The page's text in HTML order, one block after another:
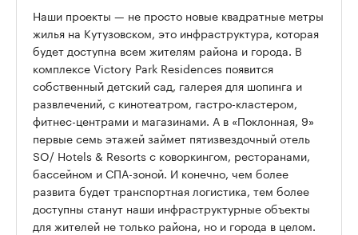
Наши проекты — не просто новые квадратные метры
жилья на Кутузовском, это инфраструктура, которая
будет доступна всем жителям района и города. В
комплексе Victory Park Residences появится
собственный детский сад, галерея для шопинга и
развлечений, с кинотеатром, гастро-кластером,
фитнес-центрами и магазинами. А в «Поклонная, 9»
первые семь этажей займет пятизвездочный отель
SO/ Hotels & Resorts с коворкингом, ресторанами,
бассейном и СПА-зоной. И конечно, чем более
развита будет транспортная логистика, тем более
доступны станут наши инфраструктурные объекты
для жителей не только района, но и города в целом.